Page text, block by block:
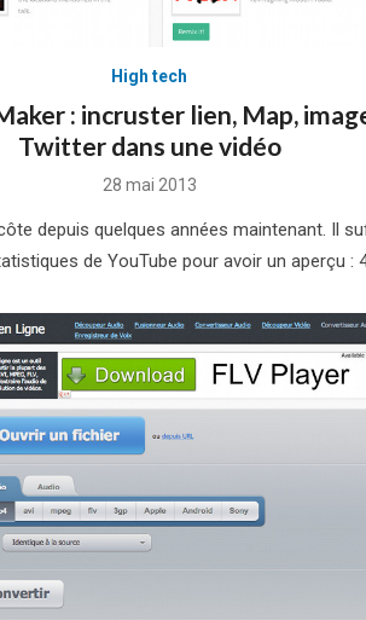
High tech
: incruster lien, Map,
Twitter dans une vidéo
Posted
28 mai 2013
depuis quelques années maintenant. Il
de YouTube pour avoir un aperçu : 4